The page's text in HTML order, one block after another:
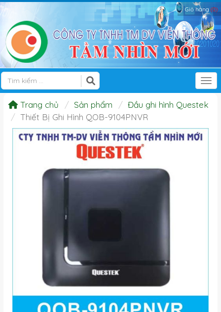
Giỏ hàng (0)
Trang chủ Sản phẩm
Đầu ghi hình Questek
Thiết Bị Ghi Hình QOB-9104PNVR